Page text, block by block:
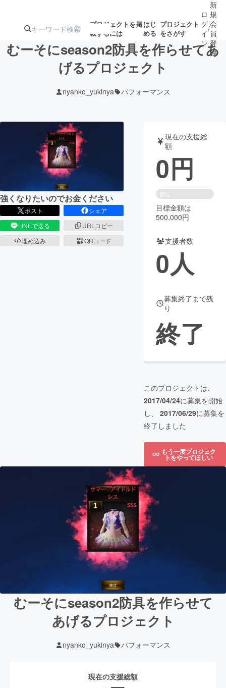
プロジェクトを掲
載するには
はじ
める
プロジェクト
をさがす
ターン
ジェクト
ロジェクト
アート・写真 音楽
テクノロジー・ガジェット ゲーム・サ
映像・映画 書籍・雑誌
ビジネス・起業 チャレンジ
まちづくり・地域活性化
CAMPFIRE Creation
ロ
グ
イ
ン
/
新
規
会
員
登
録
むーそにseason2防具を作らせてあ
げるプロジェクト
nyanko_yukinya パフォーマンス
強くなりたいのでお金ください
ポスト
シェア
LINEで送る
URLコピー
埋め込み
QRコード
現在の支援総
額
0円
0%
目標金額は
500,000円
支援者数
0人
募集終了まで残
り
終了
このプロジェクトは、
2017/04/24に募集を開始
し、 2017/06/29に募集を
終了しました
もう一度プロジェク
トをやってほしい
むーそにseason2防具を作らせて
あげるプロジェクト
nyanko_yukinya パフォーマンス
現在の支援総額